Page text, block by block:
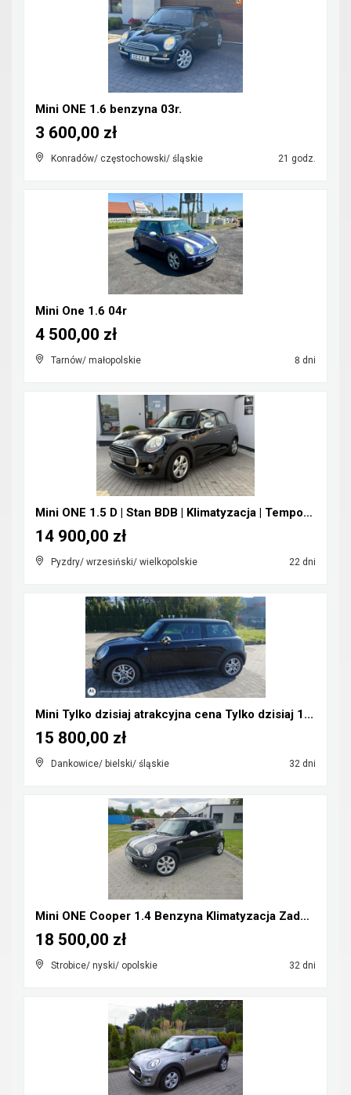
Mini ONE 1.6 benzyna 03r.
Konradów/ częstochowski/ śląskie 21 godz.
3 600,00 zł
Mini One 1.6 04r
Tarnów/ małopolskie 8 dni
4 500,00 zł
Mini ONE 1.5 D | Stan BDB | Klimatyzacja | Tempoma...
Pyzdry/ wrzesiński/ wielkopolskie 22 dni
14 900,00 zł
Mini Tylko dzisiaj atrakcyjna cena Tylko dzisiaj 1...
Dankowice/ bielski/ śląskie 32 dni
15 800,00 zł
Mini ONE Cooper 1.4 Benzyna Klimatyzacja Zadbany R...
Strobice/ nyski/ opolskie 32 dni
18 500,00 zł